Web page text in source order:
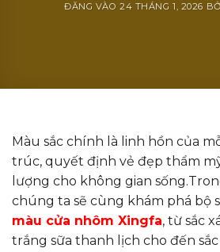
ĐĂNG VÀO24 THÁNG 1, 2026
Màu sắc chính là linh hồn của
trúc, quyết định vẻ đẹp thẩm
lượng cho không gian
chúng ta sẽ cùng khám phá bộ
màu cửa nhôm Xingfa, từ sắc
trắng sữa thanh lịch cho đến